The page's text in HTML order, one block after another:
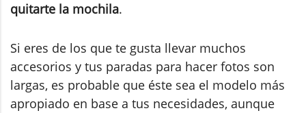
quitarte la mochila.
Si eres de los que te gusta llevar muchos
accesorios y tus paradas para hacer fotos son
largas, es probable que éste sea el modelo más
apropiado en base a tus necesidades, aunque